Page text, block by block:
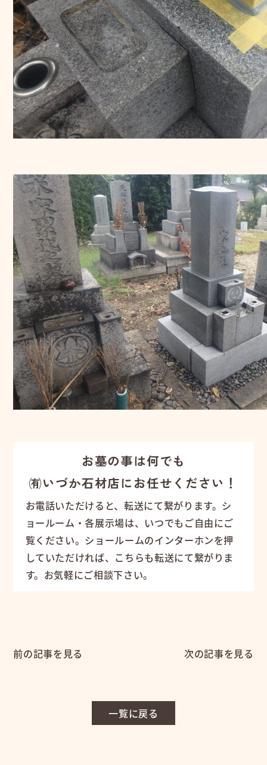
お墓の事は何でも
㈲いづか石材店にお任せください！
お電話いただけると、転送にて繋がります。シ
ョールーム・各展示場は、いつでもご自由にご
覧ください。ショールームのインターホンを押
していただければ、こちらも転送にて繋がりま
す。お気軽にご相談下さい。
前の記事を見る
一覧に戻る
次の記事を見る